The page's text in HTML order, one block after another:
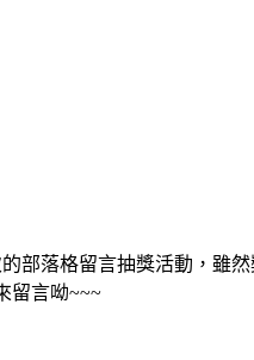
部落格留言抽獎活動，雖
留言呦~~~